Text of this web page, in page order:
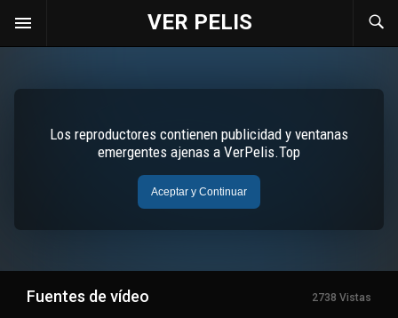
VER PELIS
Fuentes de vídeo 2738 Vistas